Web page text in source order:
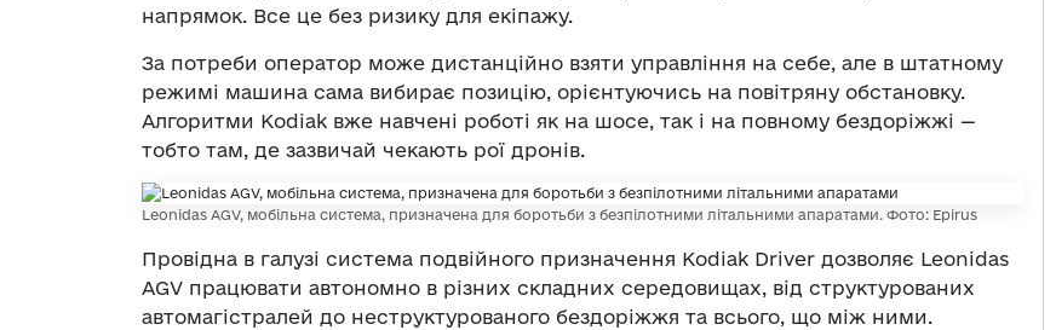
напрямок. Все це без ризику для екіпажу.
За потреби оператор може дистанційно взяти управління на себе, але в штатному
режимі машина сама вибирає позицію, орієнтуючись на повітряну обстановку.
Алгоритми Kodiak вже навчені роботі як на шосе, так і на повному бездоріжжі —
тобто там, де зазвичай чекають рої дронів.
Leonidas AGV, мобільна система, призначена для боротьби з безпілотними літальними апаратами. Фото: Epirus
Провідна в галузі система подвійного призначення Kodiak Driver дозволяє Leonidas
AGV працювати автономно в різних складних середовищах, від структурованих
автомагістралей до неструктурованого бездоріжжя та всього, що між ними.